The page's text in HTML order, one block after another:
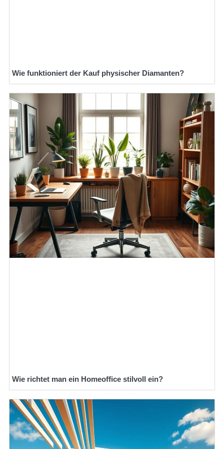
Wie funktioniert der Kauf physischer Diamanten?
Wie richtet man ein Homeoffice stilvoll ein?